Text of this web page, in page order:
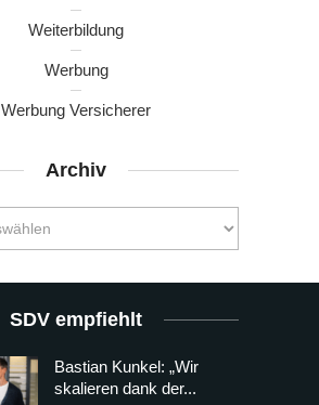
Weiterbildung
Werbung
Werbung Versicherer
Archiv
SDV empfiehlt
Bastian Kunkel: „Wir
skalieren dank der...